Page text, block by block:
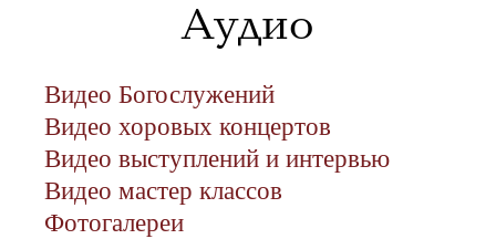
Аудио
Видео Богослужений
Видео хоровых концертов
Видео выступлений и интервью
Видео мастер классов
Фотогалереи